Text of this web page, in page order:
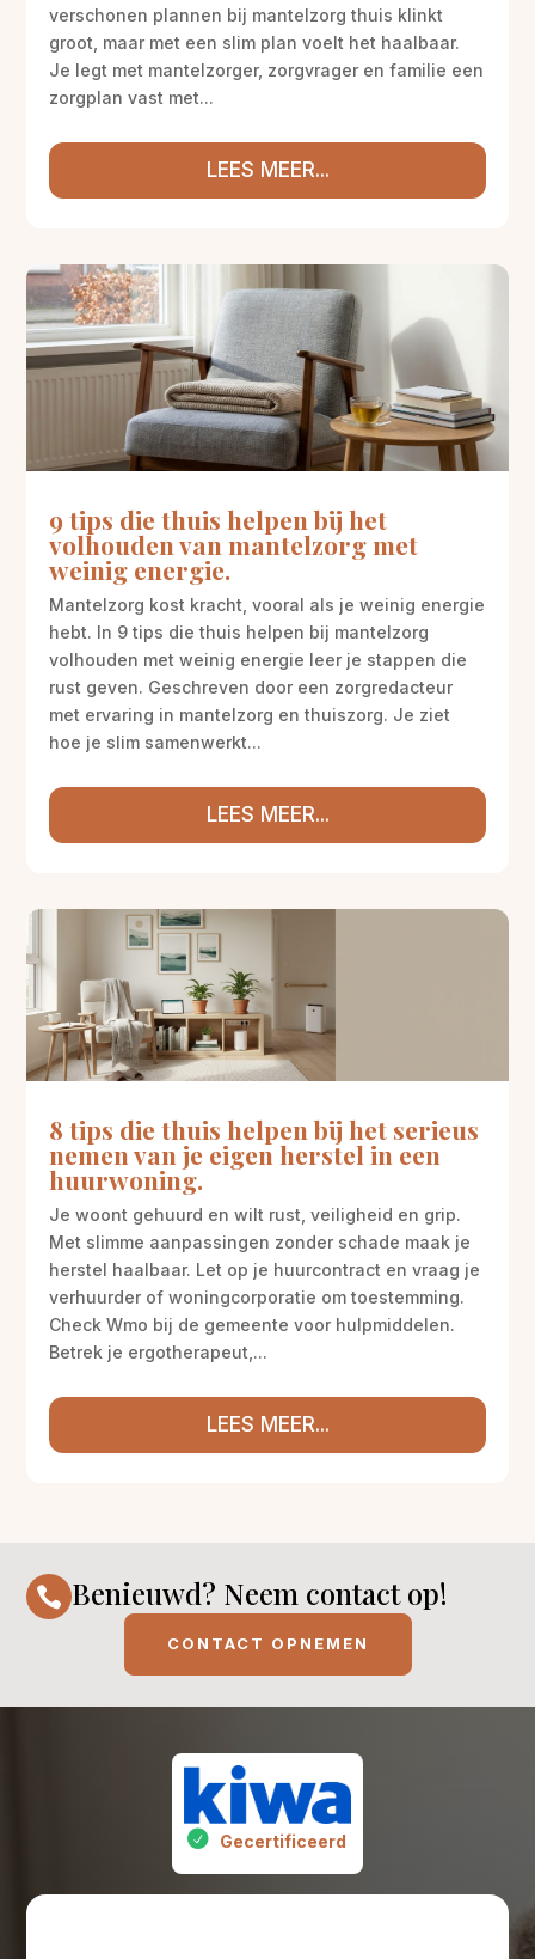
verschonen plannen bij mantelzorg thuis klinkt
groot, maar met een slim plan voelt het haalbaar.
Je legt met mantelzorger, zorgvrager en familie een
zorgplan vast met...
LEES MEER...
9 tips die thuis helpen bij het
volhouden van mantelzorg met
weinig energie.
Mantelzorg kost kracht, vooral als je weinig energie
hebt. In 9 tips die thuis helpen bij mantelzorg
volhouden met weinig energie leer je stappen die
rust geven. Geschreven door een zorgredacteur
met ervaring in mantelzorg en thuiszorg. Je ziet
hoe je slim samenwerkt...
LEES MEER...
8 tips die thuis helpen bij het serieus
nemen van je eigen herstel in een
huurwoning.
Je woont gehuurd en wilt rust, veiligheid en grip.
Met slimme aanpassingen zonder schade maak je
herstel haalbaar. Let op je huurcontract en vraag je
verhuurder of woningcorporatie om toestemming.
Check Wmo bij de gemeente voor hulpmiddelen.
Betrek je ergotherapeut,...
LEES MEER...
 Benieuwd? Neem contact op!
CONTACT OPNEMEN
Gecertificeerd